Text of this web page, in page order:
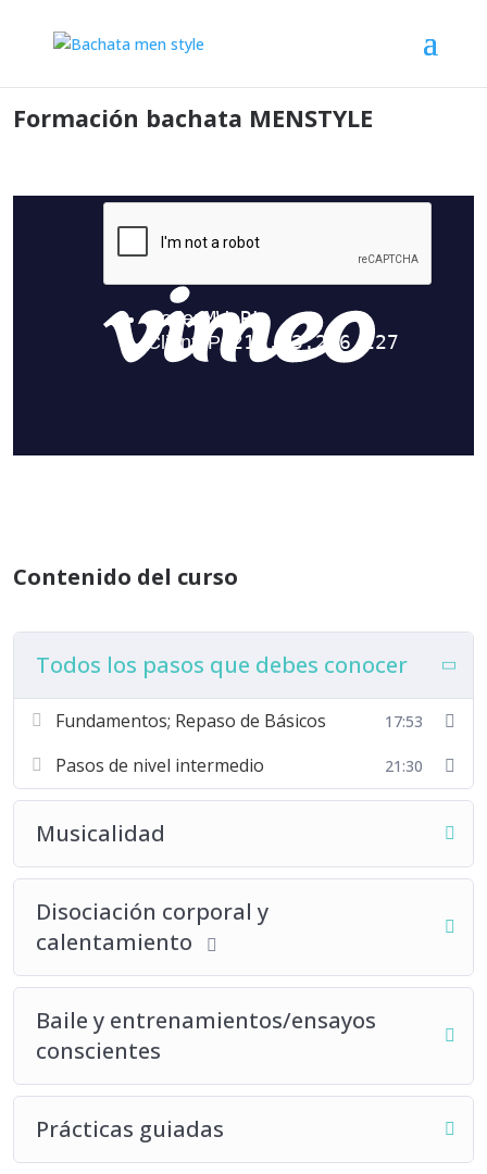
Formación bachata MENSTYLE
Contenido del curso
Todos los pasos que debes conocer
Fundamentos; Repaso de Básicos 17:53
Pasos de nivel intermedio 21:30
Musicalidad
Disociación corporal y
calentamiento
Baile y entrenamientos/ensayos
conscientes
Prácticas guiadas